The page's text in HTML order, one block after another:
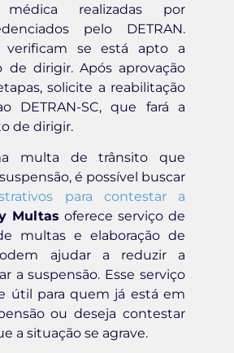
realizadas por
pelo DETRAN.
verificam se está apto a
dirigir. Após aprovação
solicite a reabilitação
DETRAN-SC, que fará a
de dirigir.
multa de trânsito que
é possível buscar
para contestar a
Multas oferece serviço de
multas e elaboração de
ajudar a reduzir a
a suspensão. Esse serviço
útil para quem já está em
ou deseja contestar
a situação se agrave.